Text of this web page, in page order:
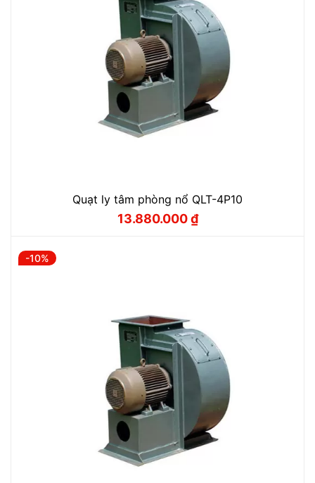
Quạt ly tâm phòng nổ QLT-4P10
Giá
13.880.000₫
Giá
-10%